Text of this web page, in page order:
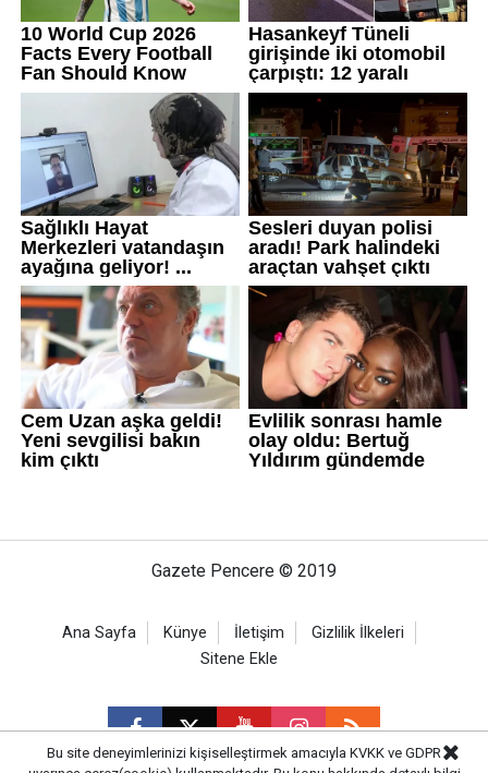
Gazete Pencere © 2019
Ana Sayfa Künye İletişim
Gizlilik İlkeleri
Sitene Ekle
Bu site deneyimlerinizi kişiselleştirmek amacıyla KVKK ve GDPR